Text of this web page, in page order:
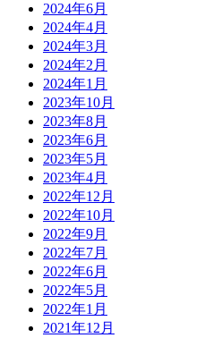
2024年6月
2024年4月
2024年3月
2024年2月
2024年1月
2023年10月
2023年8月
2023年6月
2023年5月
2023年4月
2022年12月
2022年10月
2022年9月
2022年7月
2022年6月
2022年5月
2022年1月
2021年12月